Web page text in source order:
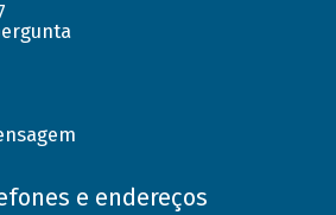
e endereços